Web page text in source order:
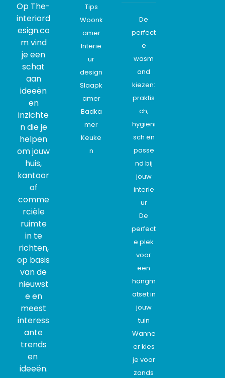
Op The-
interiord
esign.co
m vind
je een
schat
aan
ideeën
en
inzichte
n die je
helpen
om jouw
huis,
kantoor
of
comme
rciële
ruimte
in te
richten,
op basis
van de
nieuwst
e en
meest
interess
ante
trends
en
ideeën.
Tips
Woonk
amer
Interie
ur
design
Slaapk
amer
Badka
mer
Keuke
n
De
perfect
e
wasm
and
kiezen:
praktis
ch,
hygiëni
sch en
passe
nd bij
jouw
interie
ur
De
perfect
e plek
voor
een
hangm
atset in
jouw
tuin
Wanne
er kies
je voor
zands